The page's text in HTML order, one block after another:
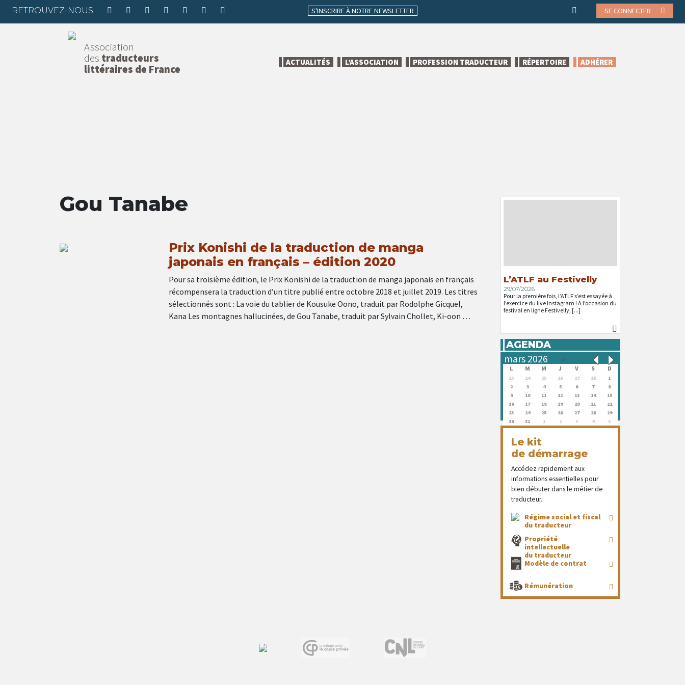
RETROUVEZ-NOUS S'INSCRIRE À NOTRE NEWSLETTER SE CONNECTER
Association
des traducteurs
littéraires de France
ACTUALITÉS L’ASSOCIATION PROFESSION TRADUCTEUR RÉPERTOIRE ADHÉRER
Gou Tanabe
Prix Konishi de la traduction de manga
japonais en français – édition 2020
Pour sa troisième édition, le Prix Konishi de la traduction de manga japonais en français
récompensera la traduction d’un titre publié entre octobre 2018 et juillet 2019. Les titres
sélectionnés sont : La voie du tablier de Kousuke Oono, traduit par Rodolphe Gicquel,
Kana Les montagnes hallucinées, de Gou Tanabe, traduit par Sylvain Chollet, Ki-oon …
L’ATLF au Festivelly
29/07/2026
Pour la première fois, l’ATLF s’est essayée à
l’exercice du live Instagram ! A l’occasion du
festival en ligne Festivelly, [...]
AGENDA
L M M J V S D
23 24 25 26 27 28
1
2
3 4 5 6 7
8
9
10 11 12 13 14
15
16
17 18 19 20 21
22
23
24 25 26 27 28
29
30
31 1 2 3 4 5
Le kit
de démarrage
Accédez rapidement aux
informations essentielles pour
bien débuter dans le métier de
traducteur.
Régime social et fiscal
du traducteur
Propriété
intellectuelle
du traducteur
Modèle de contrat
Rémunération